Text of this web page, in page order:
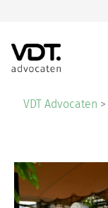
VDT Advocaten >